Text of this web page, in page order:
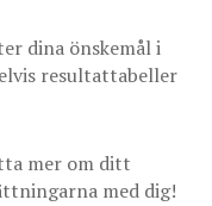
dina önskemål i
resultattabeller
mer om ditt
med dig!